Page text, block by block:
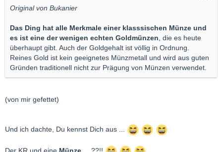
Original von Bukanier
Das Ding hat alle Merkmale einer klasssischen Münze und
es ist eine der wenigen echten Goldmünzen , die es heute
überhaupt gibt. Auch der Goldgehalt ist völlig in Ordnung.
Reines Gold ist kein geeignetes Münzmetall und wird aus guten
Gründen traditionell nicht zur Prägung von Münzen verwendet.
(von mir gefettet)
Und ich dachte, Du kennst Dich aus ...
Der KR und eine Münze ... ??!!